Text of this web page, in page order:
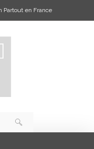
Partout en France